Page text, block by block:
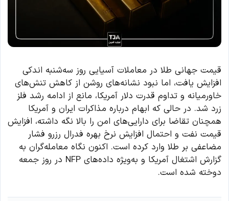
قیمت جهانی طلا در معاملات آسیایی روز سه‌شنبه اندکی
افزایش یافت، اما نبود نشانه‌های روشن از کاهش تنش‌های
خاورمیانه و تداوم قدرت دلار آمریکا، مانع از ادامه رشد فلز
زرد شد. در حالی که ابهام درباره مذاکرات ایران و آمریکا
همچنان تقاضا برای دارایی‌های امن را بالا نگه داشته، افزایش
قیمت نفت و احتمال افزایش نرخ بهره فدرال رزرو فشار
مضاعفی بر طلا وارد کرده است. اکنون نگاه معامله‌گران به
گزارش اشتغال آمریکا و به‌ویژه داده‌های NFP در روز جمعه
دوخته شده است.